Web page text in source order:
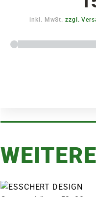
inkl. MwSt.zzgl.